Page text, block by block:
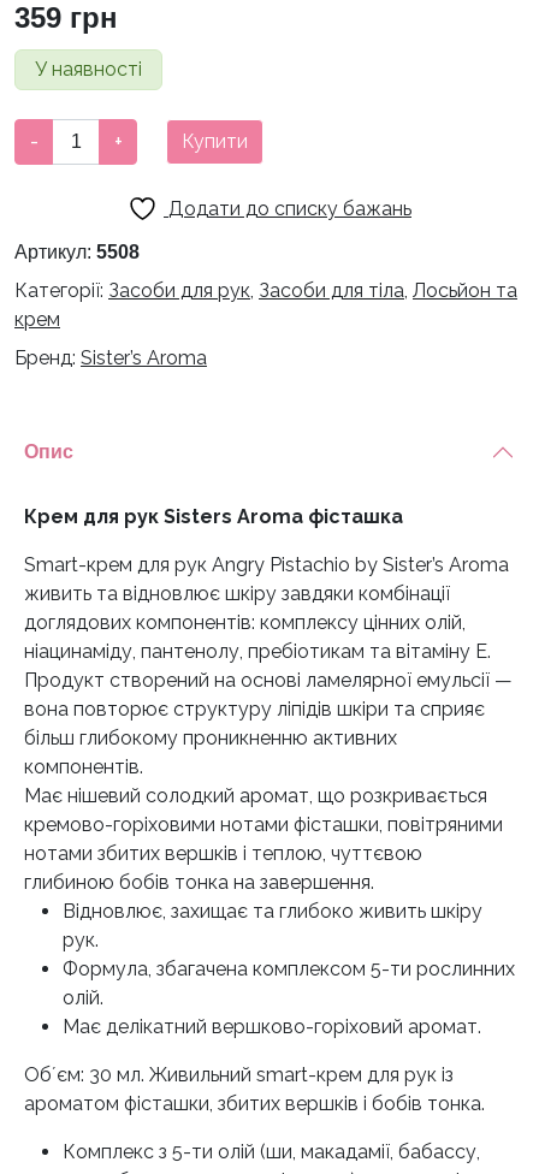
359 грн
У наявності
для
Aroma
кількість
- + Купити
Додати до списку бажань
Артикул: 5508
Категорії: Засоби для рук, Засоби для тіла, Лосьйон та
крем
Бренд: Sister’s Aroma
Опис
Крем для рук Sisters Aroma фісташка
Smart-крем для рук Angry Pistachio by Sister’s Aroma
живить та відновлює шкіру завдяки комбінації
доглядових компонентів: комплексу цінних олій,
ніацинаміду, пантенолу, пребіотикам та вітаміну Е.
Продукт створений на основі ламелярної емульсії —
вона повторює структуру ліпідів шкіри та сприяє
більш глибокому проникненню активних
компонентів.
Має нішевий солодкий аромат, що розкривається
кремово-горіховими нотами фісташки, повітряними
нотами збитих вершків і теплою, чуттєвою
глибиною бобів тонка на завершення.
Відновлює, захищає та глибоко живить шкіру
рук.
Формула, збагачена комплексом 5-ти рослинних
олій.
Має делікатний вершково-горіховий аромат.
Обʼєм: 30 мл. Живильний smart-крем для рук із
ароматом фісташки, збитих вершків і бобів тонка.
Комплекс з 5-ти олій (ши, макадамії, бабассу,